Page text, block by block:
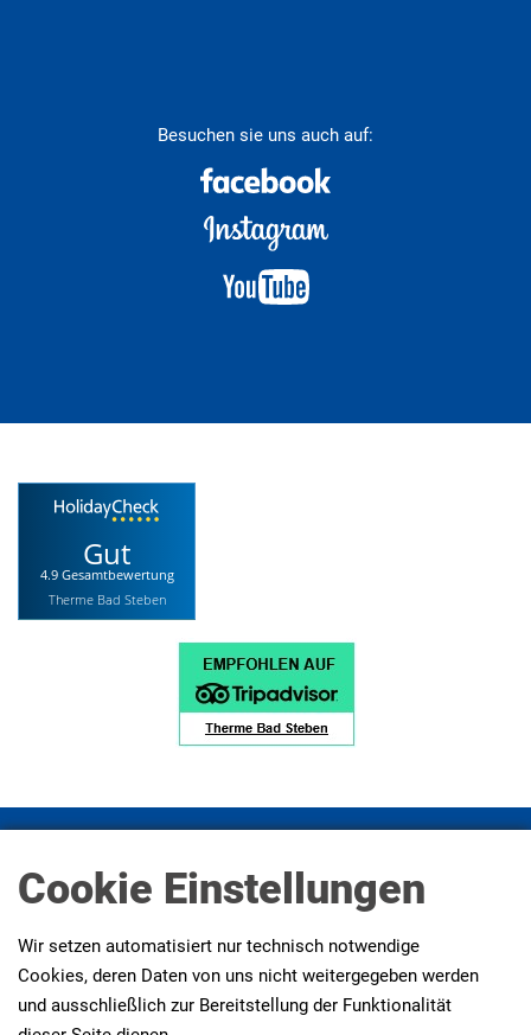
Besuchen sie uns auch auf:
Gut
4.9 Gesamtbewertung
Therme Bad Steben
Presse
AGBs Erklärung zur Barrierefreiheit
Cookie Einstellungen
Wir setzen automatisiert nur technisch notwendige
Cookies, deren Daten von uns nicht weitergegeben werden
und ausschließlich zur Bereitstellung der Funktionalität